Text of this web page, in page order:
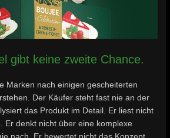
gibt keine zweite Chance.
Marken nach einigen gescheiterten
Der Käufer steht fast nie an der
das Produkt im Detail. Er liest nicht
Er denkt nicht über eine komplexe